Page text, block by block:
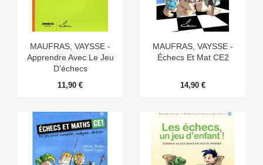
MAUFRAS, VAYSSE -
Apprendre Avec Le Jeu
D'échecs
11,90 €
MAUFRAS, VAYSSE -
Échecs Et Mat CE2
14,90 €